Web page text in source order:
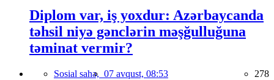
Diplom var, iş yoxdur: Azərbaycanda
təhsil niyə gənclərin məşğulluğuna
təminat vermir?
Sosial sahə, 07 avqust, 08:53 278